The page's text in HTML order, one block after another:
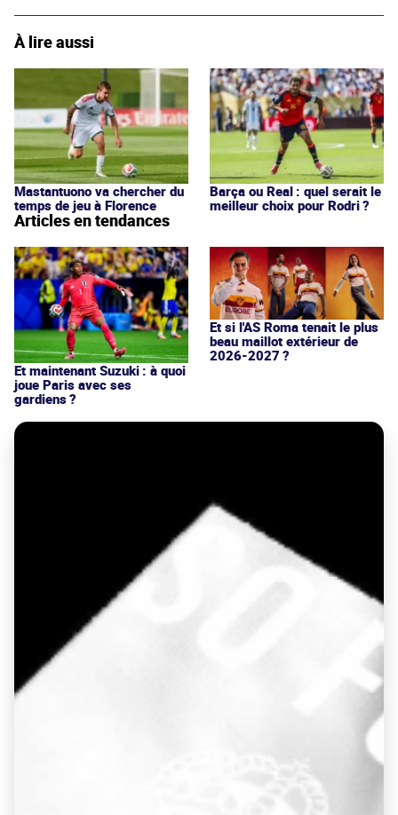
À lire aussi
Mastantuono va chercher du
temps de jeu à Florence
Barça ou Real : quel serait le
meilleur choix pour Rodri ?
Articles en tendances
Et maintenant Suzuki : à quoi
joue Paris avec ses
gardiens ?
Et si l'AS Roma tenait le plus
beau maillot extérieur de
2026-2027 ?